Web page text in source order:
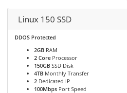
Linux 150 SSD
DDOS Protected
2GB RAM
2 Core Processor
150GB SSD Disk
4TB Monthly Transfer
2 Dedicated IP
100Mbps Port Speed